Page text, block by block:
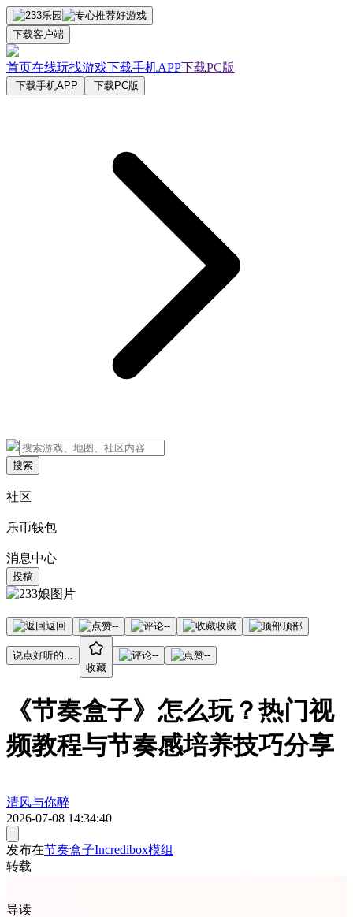
下载客户端
首页在线玩找游戏下载手机APP下载PC版
下载手机APP 下载PC版
搜索
社区
乐币钱包
消息中心
投稿
返回 -- -- 收藏 顶部
说点好听的...
收藏
-- --
《节奏盒子》怎么玩？热门视
频教程与节奏感培养技巧分享
清风与你醉
2026-07-08 14:34:40
发布在节奏盒子Incredibox模组
转载
导读